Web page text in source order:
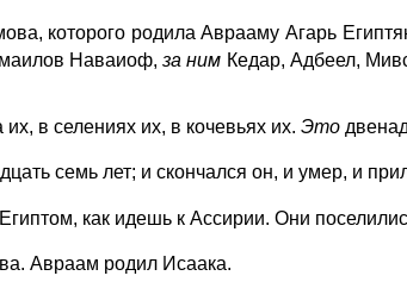
которого родила Аврааму Агарь
Наваиоф,за ним Кедар, Адбеел,
в селениях их, в кочевьях их. Это
семь лет; и скончался он, и умер, и
как идешь к Ассирии. Они
Авраам родил Исаака.